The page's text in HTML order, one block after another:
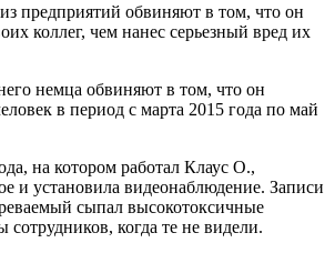
предприятий обвиняют в том, что он
коллег, чем нанес серьезный вред их
немца обвиняют в том, что он
в период с марта 2015 года по май
на котором работал Клаус О.,
и установила видеонаблюдение. Записи
сыпал высокотоксичные
сотрудников, когда те не видели.